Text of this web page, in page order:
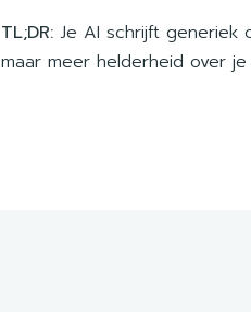
TL;DR: Je AI schrijft generiek
maar meer helderheid over je